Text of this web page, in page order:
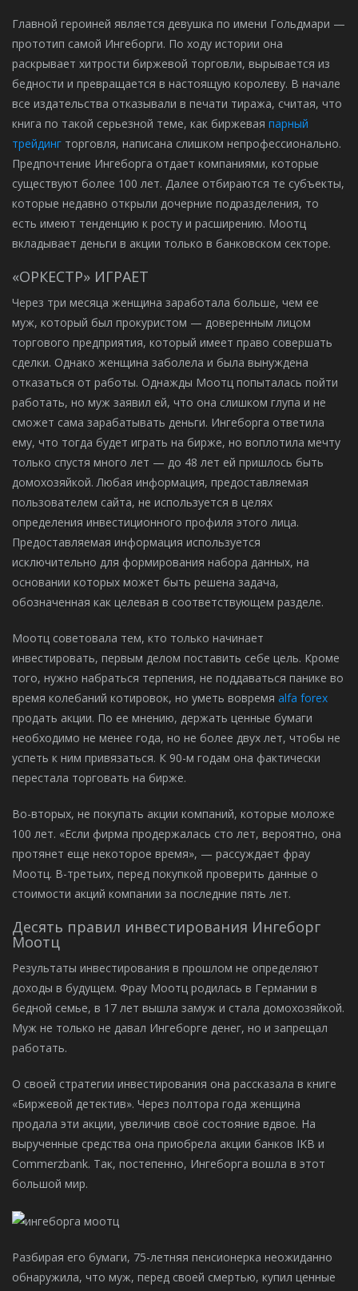
Главной героиней является девушка по имени Гольдмари —
прототип самой Ингеборги. По ходу истории она
раскрывает хитрости биржевой торговли, вырывается из
бедности и превращается в настоящую королеву. В начале
все издательства отказывали в печати тиража, считая, что
книга по такой серьезной теме, как биржевая парный
трейдинг торговля, написана слишком непрофессионально.
Предпочтение Ингеборга отдает компаниями, которые
существуют более 100 лет. Далее отбираются те субъекты,
которые недавно открыли дочерние подразделения, то
есть имеют тенденцию к росту и расширению. Моотц
вкладывает деньги в акции только в банковском секторе.
«ОРКЕСТР» ИГРАЕТ
Через три месяца женщина заработала больше, чем ее
муж, который был прокуристом — доверенным лицом
торгового предприятия, который имеет право совершать
сделки. Однако женщина заболела и была вынуждена
отказаться от работы. Однажды Моотц попыталась пойти
работать, но муж заявил ей, что она слишком глупа и не
сможет сама зарабатывать деньги. Ингеборга ответила
ему, что тогда будет играть на бирже, но воплотила мечту
только спустя много лет — до 48 лет ей пришлось быть
домохозяйкой. Любая информация, предоставляемая
пользователем сайта, не используется в целях
определения инвестиционного профиля этого лица.
Предоставляемая информация используется
исключительно для формирования набора данных, на
основании которых может быть решена задача,
обозначенная как целевая в соответствующем разделе.
Моотц советовала тем, кто только начинает
инвестировать, первым делом поставить себе цель. Кроме
того, нужно набраться терпения, не поддаваться панике во
время колебаний котировок, но уметь вовремя alfa forex
продать акции. По ее мнению, держать ценные бумаги
необходимо не менее года, но не более двух лет, чтобы не
успеть к ним привязаться. К 90-м годам она фактически
перестала торговать на бирже.
Во-вторых, не покупать акции компаний, которые моложе
100 лет. «Если фирма продержалась сто лет, вероятно, она
протянет еще некоторое время», — рассуждает фрау
Моотц. В-третьих, перед покупкой проверить данные о
стоимости акций компании за последние пять лет.
Десять правил инвестирования Ингеборг
Моотц
Результаты инвестирования в прошлом не определяют
доходы в будущем. Фрау Моотц родилась в Германии в
бедной семье, в 17 лет вышла замуж и стала домохозяйкой.
Муж не только не давал Ингеборге денег, но и запрещал
работать.
О своей стратегии инвестирования она рассказала в книге
«Биржевой детектив». Через полтора года женщина
продала эти акции, увеличив своё состояние вдвое. На
вырученные средства она приобрела акции банков IKB и
Commerzbank. Так, постепенно, Ингеборга вошла в этот
большой мир.
Разбирая его бумаги, 75-летняя пенсионерка неожиданно
обнаружила, что муж, перед своей смертью, купил ценные